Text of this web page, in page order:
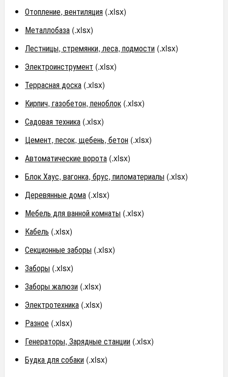
Отопление, вентиляция (.xlsx)
Металлобаза (.xlsx)
Лестницы, стремянки, леса, подмости (.xlsx)
Электроинструмент (.xlsx)
Террасная доска (.xlsx)
Кирпич, газобетон, пеноблок (.xlsx)
Садовая техника (.xlsx)
Цемент, песок, щебень, бетон (.xlsx)
Автоматические ворота (.xlsx)
Блок Хаус, вагонка, брус, пиломатериалы (.xlsx)
Деревянные дома (.xlsx)
Мебель для ванной комнаты (.xlsx)
Кабель (.xlsx)
Секционные заборы (.xlsx)
Заборы (.xlsx)
Заборы жалюзи (.xlsx)
Электротехника (.xlsx)
Разное (.xlsx)
Генераторы, Зарядные станции (.xlsx)
Будка для собаки (.xlsx)